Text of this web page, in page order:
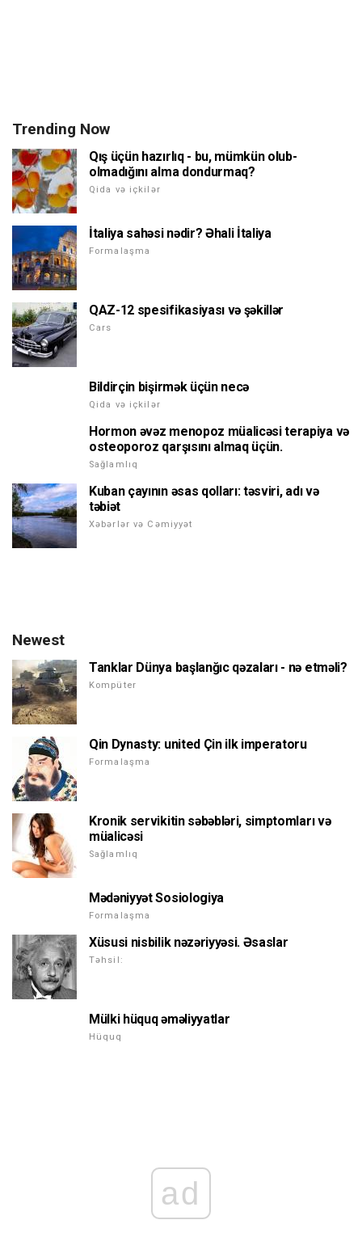
Trending Now
Qış üçün hazırlıq - bu, mümkün olub-
olmadığını alma dondurmaq?
Qida və içkilər
İtaliya sahəsi nədir? Əhali İtaliya
Formalaşma
QAZ-12 spesifikasiyası və şəkillər
Cars
Bildirçin bişirmək üçün necə
Qida və içkilər
Hormon əvəz menopoz müalicəsi terapiya və
osteoporoz qarşısını almaq üçün.
Sağlamlıq
Kuban çayının əsas qolları: təsviri, adı və
təbiət
Xəbərlər və Cəmiyyət
Newest
Tanklar Dünya başlanğıc qəzaları - nə etməli?
Kompüter
Qin Dynasty: united Çin ilk imperatoru
Formalaşma
Kronik servikitin səbəbləri, simptomları və
müalicəsi
Sağlamlıq
Mədəniyyət Sosiologiya
Formalaşma
Xüsusi nisbilik nəzəriyyəsi. Əsaslar
Təhsil:
Mülki hüquq əməliyyatlar
Hüquq
ad